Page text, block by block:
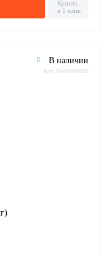
Купить
в 1 клик
В наличии
Арт: 00-00006026